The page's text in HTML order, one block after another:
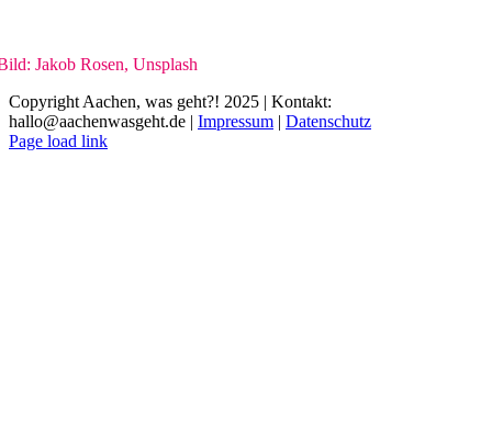
Jakob Rosen, Unsplash
Copyright Aachen, was geht?! 2025 | Kontakt:
hallo@aachenwasgeht.de | Impressum | Datenschutz
Instagram
LinkedIn
Tiktok
YouTube
Page load link